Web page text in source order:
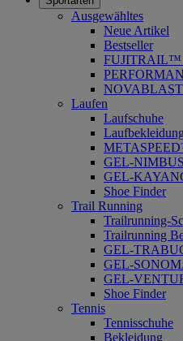
Ausgewähltes
Neue Artikel
Bestseller
FUJITRAIL™
Laufen
Laufschuhe
Laufbekleidung
GEL-
GEL-
Shoe Finder
Trail Running
Trailrunning-
Trailrunning
GEL-
GEL-
GEL-
Shoe Finder
Tennis
Tennisschuhe
Bekleidung